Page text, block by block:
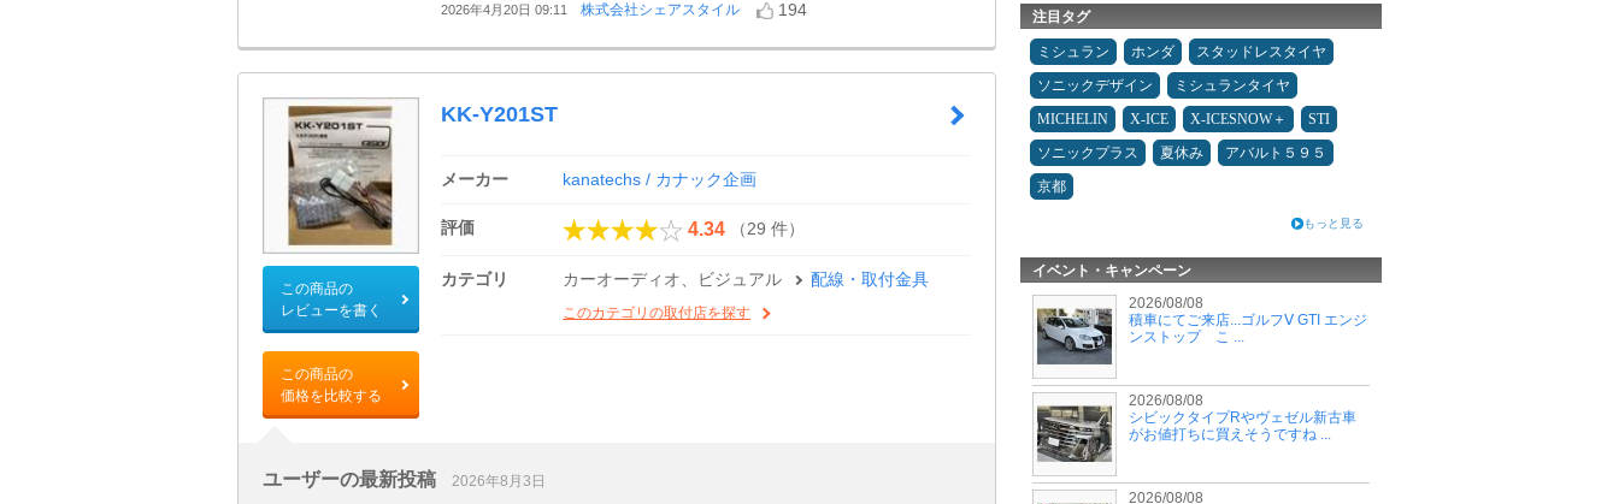
2026年4月20日 09:11 株式会社シェアスタイル 194
この商品の
レビューを書く
この商品の
価格を比較する
KK-Y201ST
メーカー kanatechs / カナック企画
評価 4.34 （29 件）
カテゴリ カーオーディオ、ビジュアル 配線・取付金具
このカテゴリの取付店を探す
ユーザーの最新投稿 2026年8月3日
注目タグ
ミシュラン ホンダ
スタッドレスタイヤ
ソニックデザイン
ミシュランタイヤ
MICHELIN
X-ICE X-ICESNOW＋
STI
ソニックプラス
夏休み
アバルト５９５
京都
もっと見る
イベント・キャンペーン
2026/08/08
積車にてご来店...ゴルフⅤ GTI エンジ
ンストップ こ ...
2026/08/08
シビックタイプRやヴェゼル新古車
がお値打ちに買えそうですね ...
2026/08/08